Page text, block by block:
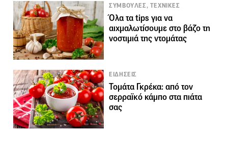
ΣΥΜΒΟΥΛΕΣ, ΤΕΧΝΙΚΕΣ
Όλα τα tips για να
αιχμαλωτίσουμε στο βάζο τη
νοστιμιά της ντομάτας
ΕΙΔΗΣΕΙΣ
Τομάτα Γκρέκα: από τον
σερραϊκό κάμπο στα πιάτα
σας